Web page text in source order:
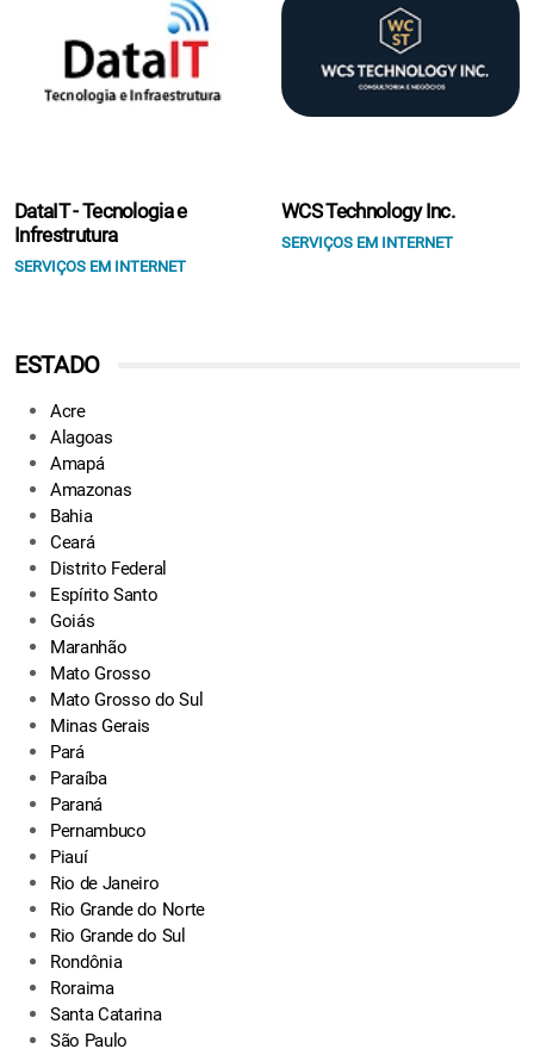
DataIT - Tecnologia e
Infrestrutura
SERVIÇOS EM INTERNET
WCS Technology Inc.
SERVIÇOS EM INTERNET
ESTADO
Acre
Alagoas
Amapá
Amazonas
Bahia
Ceará
Distrito Federal
Espírito Santo
Goiás
Maranhão
Mato Grosso
Mato Grosso do Sul
Minas Gerais
Pará
Paraíba
Paraná
Pernambuco
Piauí
Rio de Janeiro
Rio Grande do Norte
Rio Grande do Sul
Rondônia
Roraima
Santa Catarina
São Paulo